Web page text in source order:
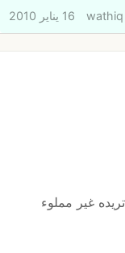
wathiq 16 يناير 2010
غير مملوء